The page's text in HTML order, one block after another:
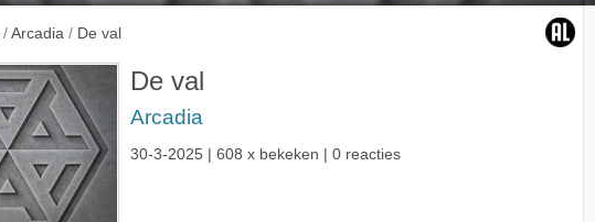
/ Arcadia / De val
De val
Arcadia
30-3-2025 | 608 x bekeken | 0 reacties